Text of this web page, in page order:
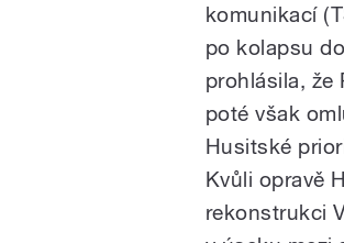
komunikací
po kolapsu
prohlásila, že
poté však
Husitské
Kvůli opravě
rekonstrukci